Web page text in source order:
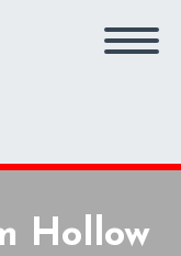
Hollow